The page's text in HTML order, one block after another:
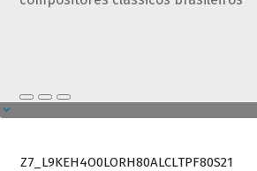
Z7_L9KEH4O0LORH80ALCLTPF80S21